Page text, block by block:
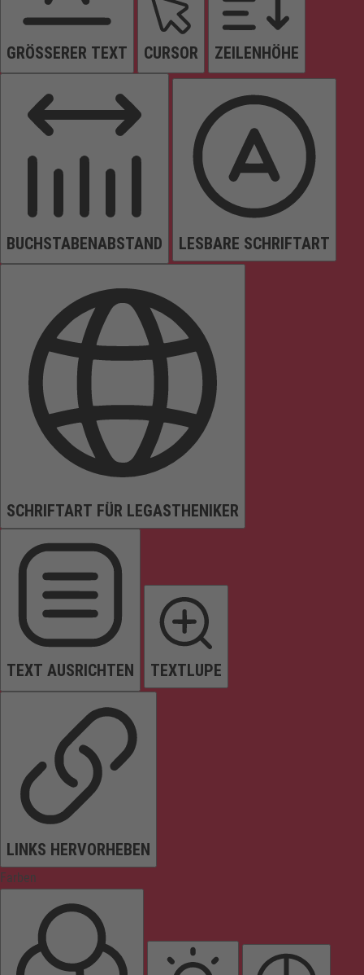
GRÖSSERER TEXT CURSOR ZEILENHÖHE
BUCHSTABENABSTAND LESBARE SCHRIFTART
SCHRIFTART FÜR LEGASTHENIKER
TEXT AUSRICHTEN TEXTLUPE
LINKS HERVORHEBEN
Farben